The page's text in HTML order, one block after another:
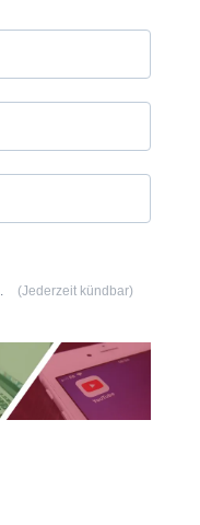
(Jederzeit kündbar)